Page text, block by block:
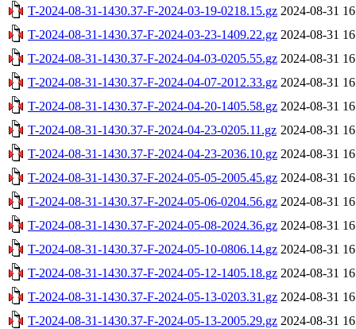
T-2024-08-31-1430.37-F-2024-03-19-0218.15.gz 2024-08-31
T-2024-08-31-1430.37-F-2024-03-23-1409.22.gz 2024-08-31
T-2024-08-31-1430.37-F-2024-04-03-0205.55.gz 2024-08-31
T-2024-08-31-1430.37-F-2024-04-07-2012.33.gz 2024-08-31
T-2024-08-31-1430.37-F-2024-04-20-1405.58.gz 2024-08-31
T-2024-08-31-1430.37-F-2024-04-23-0205.11.gz 2024-08-31
T-2024-08-31-1430.37-F-2024-04-23-2036.10.gz 2024-08-31
T-2024-08-31-1430.37-F-2024-05-05-2005.45.gz 2024-08-31
T-2024-08-31-1430.37-F-2024-05-06-0204.56.gz 2024-08-31
T-2024-08-31-1430.37-F-2024-05-08-2024.36.gz 2024-08-31
T-2024-08-31-1430.37-F-2024-05-10-0806.14.gz 2024-08-31
T-2024-08-31-1430.37-F-2024-05-12-1405.18.gz 2024-08-31
T-2024-08-31-1430.37-F-2024-05-13-0203.31.gz 2024-08-31
T-2024-08-31-1430.37-F-2024-05-13-2005.29.gz 2024-08-31